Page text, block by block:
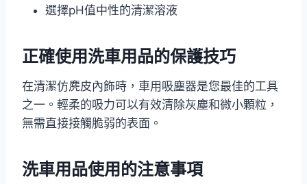
選擇pH值中性的清潔溶液
正確使用洗車用品的保護技巧
在清潔仿麂皮內飾時，車用吸塵器是您最佳的工具
之一。輕柔的吸力可以有效清除灰塵和微小顆粒，
無需直接接觸脆弱的表面。
洗車用品使用的注意事項